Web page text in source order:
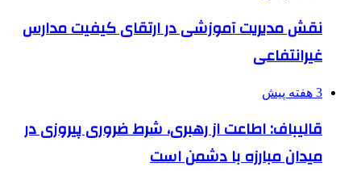
نقش مدیریت آموزشی در ارتقای کیفیت مدارس
غیرانتفاعی
3 هفته پیش
قالیباف: اطاعت از رهبری، شرط ضروری پیروزی در
میدان مبارزه با دشمن است